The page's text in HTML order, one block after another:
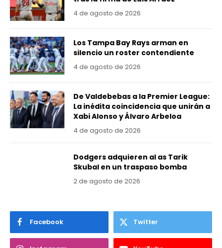
4 de agosto de 2026
Los Tampa Bay Rays arman en
silencio un roster contendiente
4 de agosto de 2026
De Valdebebas a la Premier League:
La inédita coincidencia que unirán a
Xabi Alonso y Álvaro Arbeloa
4 de agosto de 2026
Dodgers adquieren al as Tarik
Skubal en un traspaso bomba
2 de agosto de 2026
Facebook Twitter